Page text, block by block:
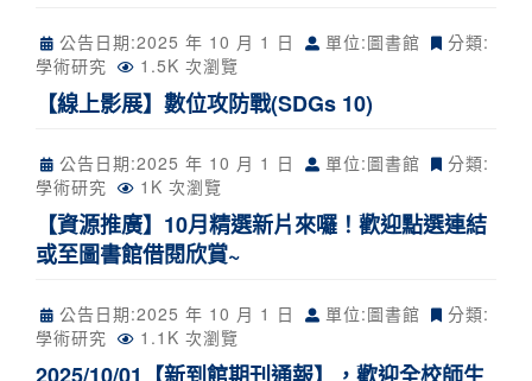
公告日期:2025 年 10 月 1 日 單位:圖書館
分類:
學術研究
1.5K 次瀏覽
【線上影展】數位攻防戰(SDGs 10)
公告日期:2025 年 10 月 1 日 單位:圖書館
分類:
學術研究
1K 次瀏覽
【資源推廣】10月精選新片來囉！歡迎點選連結
或至圖書館借閱欣賞~
公告日期:2025 年 10 月 1 日 單位:圖書館
分類:
學術研究
1.1K 次瀏覽